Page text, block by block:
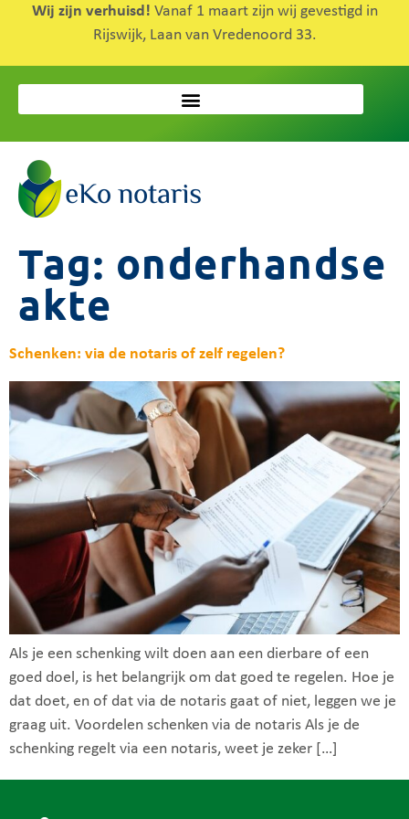
Wij zijn verhuisd! Vanaf 1 maart zijn wij gevestigd in
Rijswijk, Laan van Vredenoord 33.
Tag: onderhandse
akte
Schenken: via de notaris of zelf regelen?
Als je een schenking wilt doen aan een dierbare of een
goed doel, is het belangrijk om dat goed te regelen. Hoe je
dat doet, en of dat via de notaris gaat of niet, leggen we je
graag uit. Voordelen schenken via de notaris Als je de
schenking regelt via een notaris, weet je zeker […]